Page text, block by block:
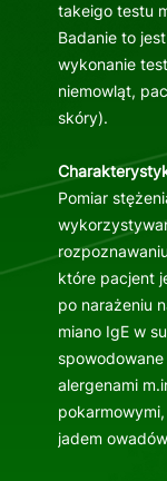
takeigo testu
Badanie to
wykonanie
niemowląt,
skóry).
Pomiar
które pacjent
po narażeniu
miano IgE w
alergenami
jadem